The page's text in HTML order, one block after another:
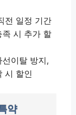
전 일정 기간
시 추가 할
이탈 방지,
시 할인
약